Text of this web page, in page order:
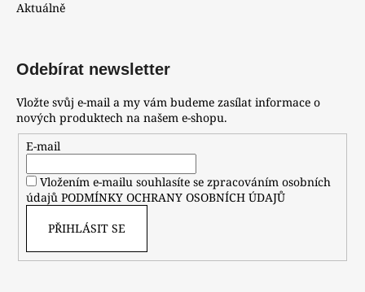
Aktuálně
Odebírat newsletter
Vložte svůj e-mail a my vám budeme zasílat informace o
nových produktech na našem e-shopu.
E-mail
Vložením e-mailu souhlasíte se zpracováním osobních
údajů PODMÍNKY OCHRANY OSOBNÍCH ÚDAJŮ
PŘIHLÁSIT SE